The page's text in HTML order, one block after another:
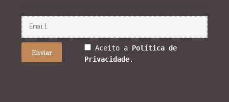
Aceito a Política de
Privacidade.